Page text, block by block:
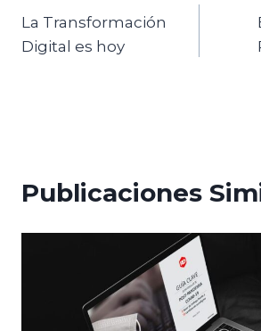
La Transformación
Digital es hoy
Publicaciones